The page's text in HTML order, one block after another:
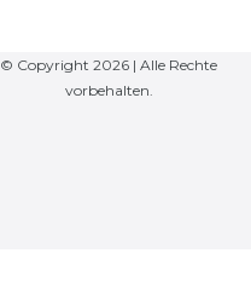
© Copyright 2026 | Alle Rechte
vorbehalten.